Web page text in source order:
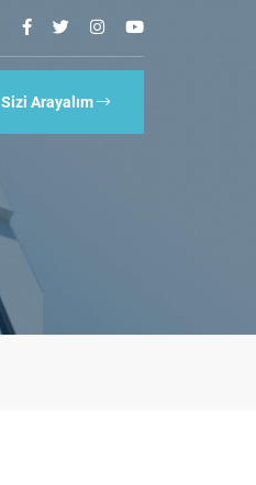
Sizi Arayalım